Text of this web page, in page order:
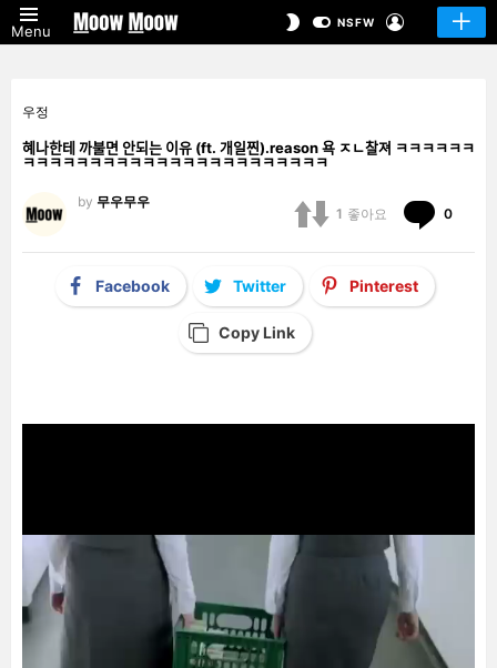
Menu
SWITCHNSFW
우정
혜나한테 까불면 안되는 이유 (ft. 개일찐).reason 욕 ㅈㄴ찰져 ㅋㅋㅋㅋㅋㅋ
ㅋㅋㅋㅋㅋㅋㅋㅋㅋㅋㅋㅋㅋㅋㅋㅋㅋㅋㅋㅋㅋㅋㅋ
by 무우무우
1 좋아요 0
Facebook Twitter Pinterest
Copy Link